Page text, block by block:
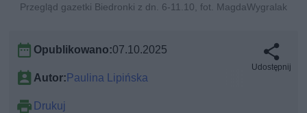
Przegląd gazetki Biedronki z dn. 6-11.10, fot. MagdaWygralak
Opublikowano:07.10.2025
Autor:Paulina Lipińska
Drukuj
Udostępnij